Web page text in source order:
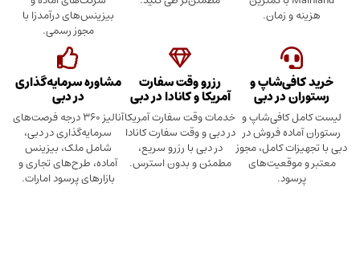
بیزینس‌های درآمدزا با
و
در دبی
و
فروش در
کامل، مجوز
رزرو وقت سفارت
آمریکا و کانادا در دبی
خدمات وقت سفارت آمریکا
در دبی و وقت سفارت کانادا
در دبی با رزرو سریع،
مطمئن و بدون استرس.
مشاوره سرمایه‌گذاری
در دبی
آنالیز ۳۶۰ درجه فرصت‌های
سرمایه‌گذاری در دبی،
شامل ملک، بیزینس
آماده، طرح‌های تجاری و
بازارهای پرسود امارات.